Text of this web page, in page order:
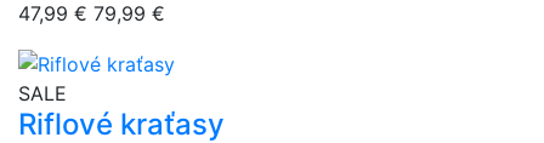
47,99 € 79,99 €
overlay bg
SALE
Riflové kraťasy